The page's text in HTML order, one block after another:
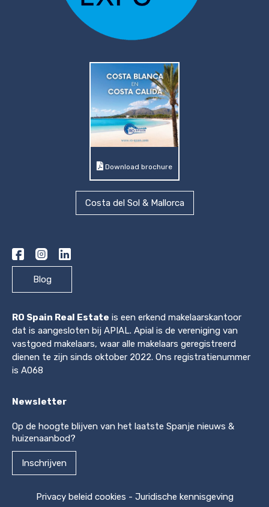
Download brochure
Costa del Sol & Mallorca
Blog
RO Spain Real Estate is een erkend makelaarskantoor
dat is aangesloten bij APIAL. Apial is de vereniging van
vastgoed makelaars, waar alle makelaars geregistreerd
dienen te zijn sinds oktober 2022. Ons registratienummer
is A068
Newsletter
Op de hoogte blijven van het laatste Spanje nieuws &
huizenaanbod?
Inschrijven
Privacy beleid cookies - Juridische kennisgeving